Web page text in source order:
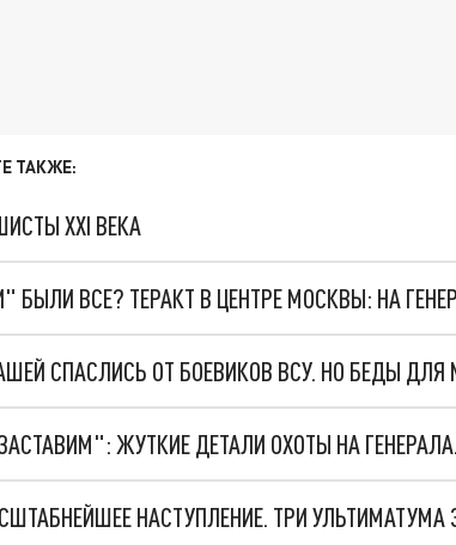
ТАКЖЕ:
XXI ВЕКА
БЫЛИ ВСЕ? ТЕРАКТ В ЦЕНТРЕ МОСКВЫ: НА
СПАСЛИСЬ ОТ БОЕВИКОВ ВСУ. НО БЕДЫ